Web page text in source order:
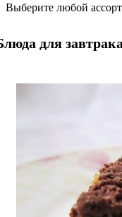
Выберите любой
для